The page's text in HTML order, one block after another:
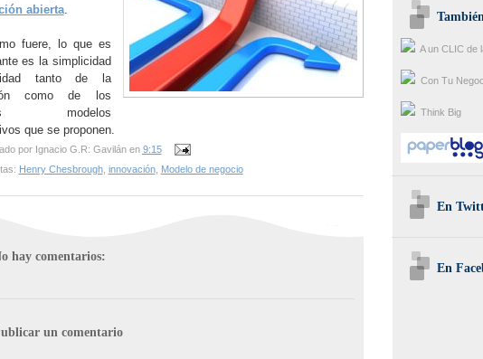
abierta.
fuere, lo que es
es la simplicidad
tanto de la
como de los
modelos
que se proponen.
por Ignacio G.R: Gavilán en 9:15
Henry Chesbrough, innovación, Modelo de negocio
hay comentarios:
un comentario
A un CLIC de
Con Tu
Think Big
En
En